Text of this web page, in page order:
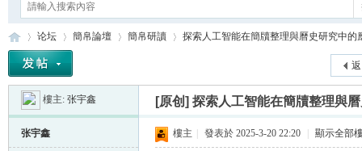
»
论坛
›
簡帛論壇 簡帛研讀
›
探索人工智能在簡牘整理與曆史研究中的
樓主: 张宇鑫 [原创] 探索人工智能在簡牘整理與
张宇鑫 樓主 發表於 2025-3-20 22:20 顯示全部